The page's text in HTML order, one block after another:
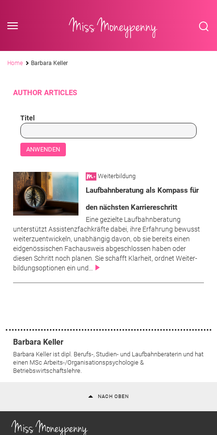
Miss Moneypenny
Pfadnavigation
Home Barbara Keller
AUTHOR ARTICLES
Titel
Weiterbildung
Laufbahnberatung als Kompass für
den nächsten Karriereschritt
Eine gezielte Laufbahnberatung
unterstützt Assistenzfachkräfte dabei, ihre Erfahrung bewusst
weiterzuentwickeln, unabhängig davon, ob sie bereits einen
eidgenössischen Fachausweis abgeschlossen haben oder
diesen Schritt noch planen. Sie schafft Klarheit, ordnet Weiter­
bildungsoptionen ein und…
Barbara Keller
Barbara Keller ist dipl. Berufs-, Studien- und Laufbahnberaterin und hat
einen MSc Arbeits-/Organisations­psychologie &
Betriebswirtschaftslehre.
NACH OBEN
Miss Moneypenny